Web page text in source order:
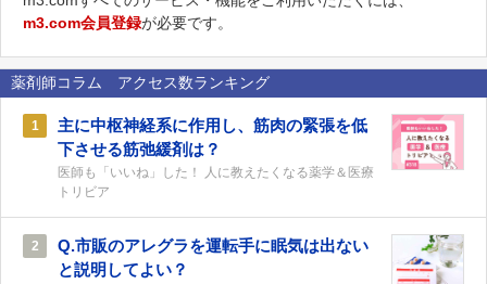
m3.com会員登録が必要です。
薬剤師コラム アクセス数ランキング
1
主に中枢神経系に作用し、筋肉の緊張を低
下させる筋弛緩剤は？
医師も「いいね」した！ 人に教えたくなる薬学＆医療
トリビア
2
Q.市販のアレグラを運転手に眠気は出ない
と説明してよい？